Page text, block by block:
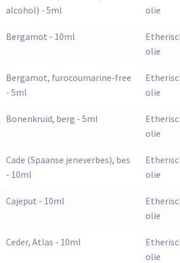
alcohol) - 5ml
olie
Bergamot - 10ml
olie
Bergamot, furocoumarine-free
- 5ml
olie
Bonenkruid, berg - 5ml
olie
Cade (Spaanse jeneverbes), bes
- 10ml
olie
Cajeput - 10ml
olie
Ceder, Atlas - 10ml
olie